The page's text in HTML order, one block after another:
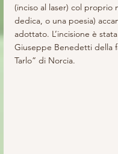
(inciso al laser) col proprio
dedica, o una poesia)
adottato. L’incisione è
Giuseppe Benedetti della
Tarlo” di Norcia.